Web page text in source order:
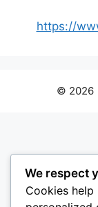
https://
© 2026
We respect
Cookies